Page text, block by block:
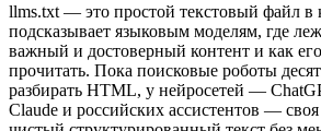
llms.txt — это простой текстовый файл в
подсказывает языковым моделям, где
важный и достоверный контент и как
прочитать. Пока поисковые роботы
разбирать HTML, у нейросетей —
Claude и российских ассистентов —